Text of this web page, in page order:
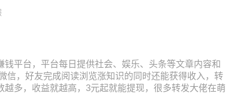
平台，平台每日提供社会、娱乐、头条等文章内容和
信，好友完成阅读浏览涨知识的同时还能获得收入，转
越多，收益就越高，3元起就能提现，很多转发大佬在萌